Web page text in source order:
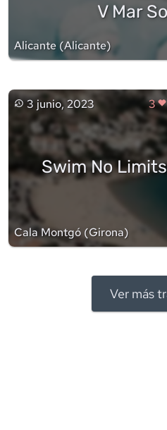
V Mar
Alicante (Alicante)
3 junio, 2023 3
Swim No
Cala Montgó(Girona)
Ver más